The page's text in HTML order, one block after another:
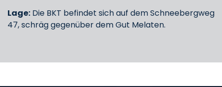
Lage: Die BKT befindet sich auf dem Schneebergweg
47, schräg gegenüber dem Gut Melaten.